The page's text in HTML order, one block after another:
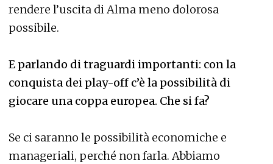
rendere l’uscita di Alma meno dolorosa
possibile.
E parlando di traguardi importanti: con la
conquista dei play-off c’è la possibilità di
giocare una coppa europea. Che si fa?
Se ci saranno le possibilità economiche e
manageriali, perché non farla. Abbiamo